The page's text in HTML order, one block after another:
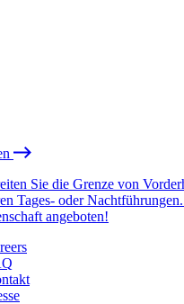
Sie die Grenze von
Tages- oder
angeboten!